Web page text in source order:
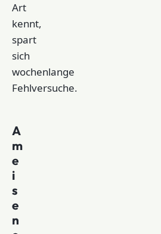
Art
kennt,
spart
sich
wochenlange
Fehlversuche.
A
m
e
i
s
e
n